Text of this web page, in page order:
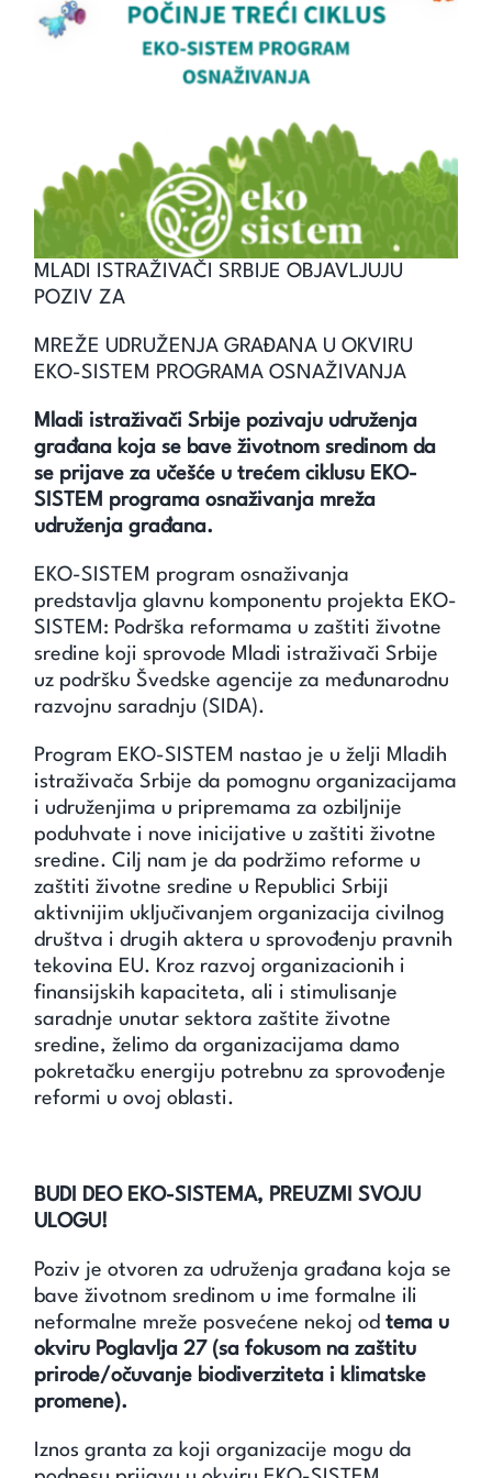
Unapredi znanje
Search
MLADI ISTRAŽIVAČI SRBIJE OBJAVLJUJU
POZIV ZA
MREŽE UDRUŽENJA GRAĐANA U OKVIRU
EKO-SISTEM PROGRAMA OSNAŽIVANJA
Mladi istraživači Srbije pozivaju udruženja
građana koja se bave životnom sredinom da
se prijave za učešće u trećem ciklusu EKO-
SISTEM programa osnaživanja mreža
udruženja građana.
EKO-SISTEM program osnaživanja
predstavlja glavnu komponentu projekta EKO-
SISTEM: Podrška reformama u zaštiti životne
sredine koji sprovode Mladi istraživači Srbije
uz podršku Švedske agencije za međunarodnu
razvojnu saradnju (SIDA).
Program EKO-SISTEM nastao je u želji Mladih
istraživača Srbije da pomognu organizacijama
i udruženjima u pripremama za ozbiljnije
poduhvate i nove inicijative u zaštiti životne
sredine. Cilj nam je da podržimo reforme u
zaštiti životne sredine u Republici Srbiji
aktivnijim uključivanjem organizacija civilnog
društva i drugih aktera u sprovođenju pravnih
tekovina EU. Kroz razvoj organizacionih i
finansijskih kapaciteta, ali i stimulisanje
saradnje unutar sektora zaštite životne
sredine, želimo da organizacijama damo
pokretačku energiju potrebnu za sprovođenje
reformi u ovoj oblasti.
BUDI DEO EKO-SISTEMA, PREUZMI SVOJU
ULOGU!
Poziv je otvoren za udruženja građana koja se
bave životnom sredinom u ime formalne ili
neformalne mreže posvećene nekoj odtema u
okviru Poglavlja 27 (sa fokusom na zaštitu
prirode/očuvanje biodiverziteta i klimatske
promene).
Iznos granta za koji organizacije mogu da